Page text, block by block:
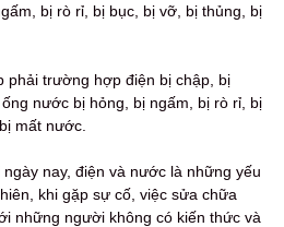
bị rò rỉ, bị bục, bị vỡ, bị thủng, bị
phải trường hợp điện bị chập, bị
nước bị hỏng, bị ngấm, bị rò rỉ, bị
mất nước.
nay, điện và nước là những yếu
khi gặp sự cố, việc sửa chữa
những người không có kiến thức và